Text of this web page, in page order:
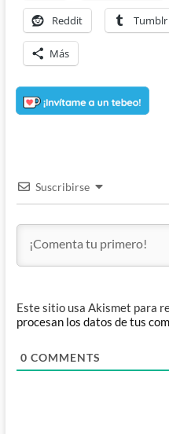
Reddit Tumblr
Más
Suscribirse
Este sitio usa Akismet para
procesan los datos de tus
0 COMMENTS